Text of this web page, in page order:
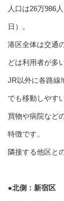
人口は26万986
日）。
港区全体は交通
どは利用者が多
JR以外に各路線
でも移動しやす
買物や病院など
特徴です。
隣接する他区と
●北側：新宿区